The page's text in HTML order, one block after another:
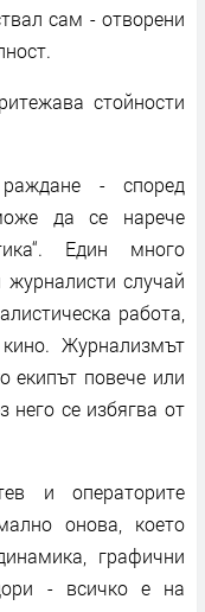
сам - отворени
стойности
- според
да се нарече
Един много
журналисти случай
работа,
Журнализмът
екипът повече или
него се избягва от
и операторите
онова, което
графични
- всичко е на